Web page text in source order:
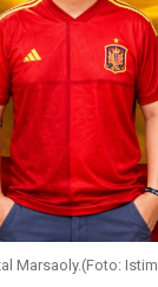
Marsaoly.(Foto: